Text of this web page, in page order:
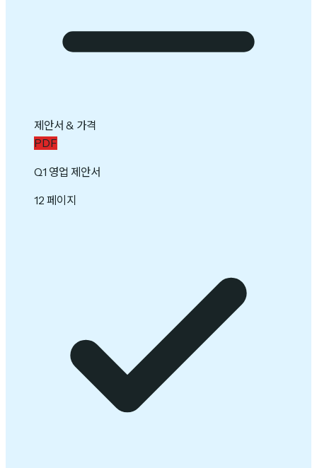
제안서 & 가격
PDF
Q1 영업 제안서
12 페이지